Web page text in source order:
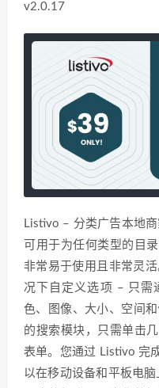
v2.0.17
Listivo – 分类广告本地
可用于为任何类型的目
非常易于使用且非常灵
况下自定义选项 – 只需
色、图像、大小、空间
的搜索模块，只需单击
表单。您通过 Listivo 完
以在移动设备和平板电